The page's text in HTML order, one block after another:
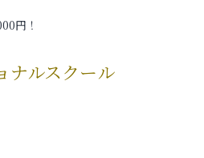
円！
ナルスクール